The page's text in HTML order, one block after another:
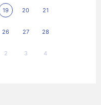
19 20 21
26 27 28
2 3 4